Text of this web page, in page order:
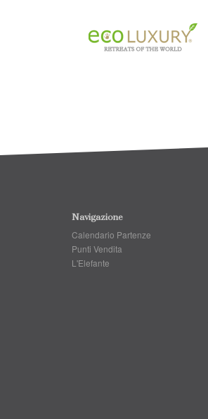
Navigazione
Calendario Partenze
Punti Vendita
L'Elefante